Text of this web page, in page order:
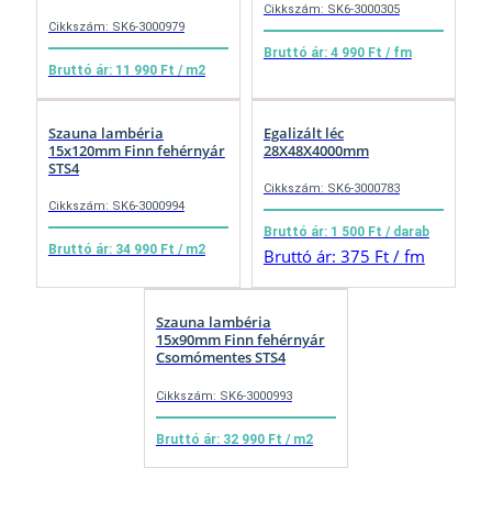
Cikkszám: SK6-3000979
Bruttó ár: 11 990 Ft / m2
Cikkszám: SK6-3000305
Bruttó ár: 4 990 Ft / fm
Szauna lambéria
15x120mm Finn fehérnyár
STS4
Cikkszám: SK6-3000994
Bruttó ár: 34 990 Ft / m2
Egalizált léc
28X48X4000mm
Cikkszám: SK6-3000783
Bruttó ár: 1 500 Ft / darab
Bruttó ár: 375 Ft / fm
Szauna lambéria
15x90mm Finn fehérnyár
Csomómentes STS4
Cikkszám: SK6-3000993
Bruttó ár: 32 990 Ft / m2